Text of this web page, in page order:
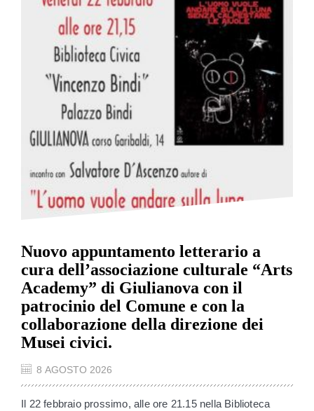
Nuovo appuntamento letterario a
cura dell’associazione culturale “Arts
Academy” di Giulianova con il
patrocinio del Comune e con la
collaborazione della direzione dei
Musei civici.
8 AGOSTO 2026
Il 22 febbraio prossimo, alle ore 21.15 nella Biblioteca